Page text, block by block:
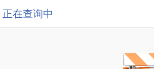
正在查询中